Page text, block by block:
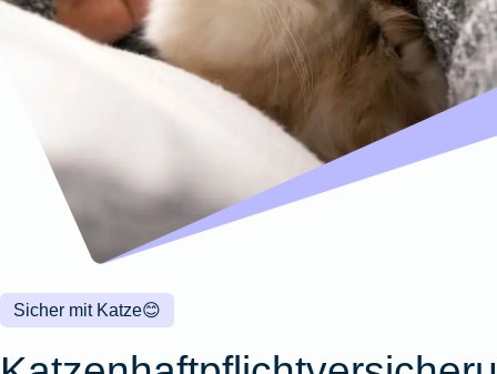
Wohnungsschutzbrief
Gewässerschadenhaftpflicht
Produktübersicht
Reisehaftpflichtversicherung
Reiserücktrittsversicherung
Produktübersicht
Zur
Produktübersicht
Zur
Produktübersicht
Zur
Produktübersicht
Montageversicherung
Gruppenunfall für
Vereine
Produktübersicht
Kunstversicherung
Ausstellungsversicherung
Oldtimersammlungsversicherung
Zur
Produktübersicht
😊
Sicher mit Katze